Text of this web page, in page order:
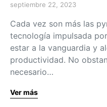
septiembre 22, 2023
Cada vez son más las
tecnología impulsada
estar a la vanguardia y
productividad. No
necesario…
Ver más